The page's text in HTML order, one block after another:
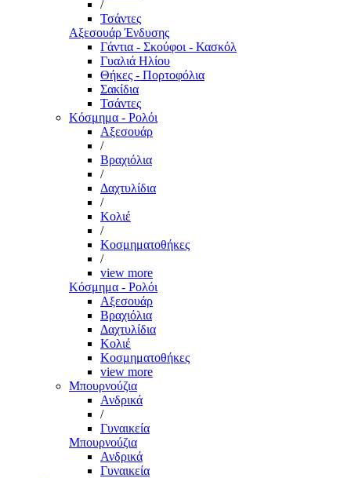
/
Τσάντες
Αξεσουάρ Ένδυσης
Γάντια - Σκούφοι - Κασκόλ
Γυαλιά Ηλίου
Θήκες - Πορτοφόλια
Σακίδια
Τσάντες
Κόσμημα - Ρολόι
Αξεσουάρ
/
Βραχιόλια
/
Δαχτυλίδια
/
Κολιέ
/
Κοσμηματοθήκες
/
view more
Κόσμημα - Ρολόι
Αξεσουάρ
Βραχιόλια
Δαχτυλίδια
Κολιέ
Κοσμηματοθήκες
view more
Μπουρνούζια
Ανδρικά
/
Γυναικεία
Μπουρνούζια
Ανδρικά
Γυναικεία